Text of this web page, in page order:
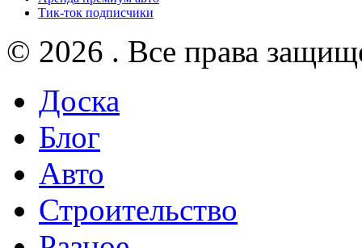
Тик-ток подписчики
© 2026 . Все права
Доска
Блог
Авто
Строительство